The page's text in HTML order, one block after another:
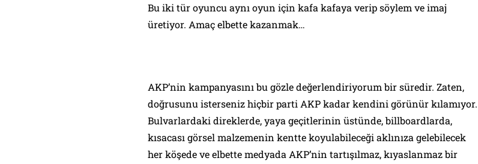
Bu iki tür oyuncu aynı oyun için kafa kafaya verip söylem ve imaj
üretiyor. Amaç elbette kazanmak…
AKP’nin kampanyasını bu gözle değerlendiriyorum bir süredir. Zaten,
doğrusunu isterseniz hiçbir parti AKP kadar kendini görünür kılamıyor.
Bulvarlardaki direklerde, yaya geçitlerinin üstünde, billboardlarda,
kısacası görsel malzemenin kentte koyulabileceği aklınıza gelebilecek
her köşede ve elbette medyada AKP’nin tartışılmaz, kıyaslanmaz bir